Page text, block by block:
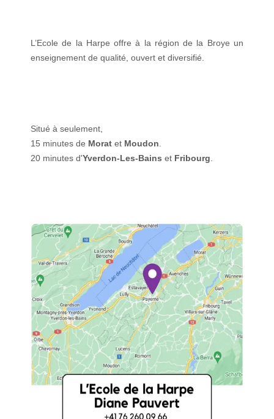
L’Ecole de la Harpe offre à la région de la Broye un
enseignement de qualité, ouvert et diversifié.
Situé à seulement,
15 minutes de Morat et Moudon
20 minutes d'Yverdon-Les-Bains et Fribourg